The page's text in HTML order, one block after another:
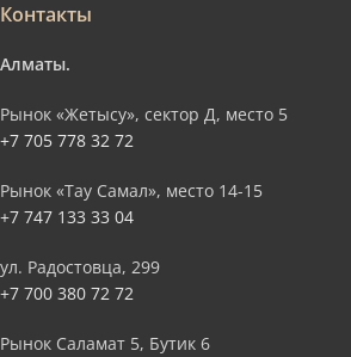
Контакты
Алматы.
Рынок «Жетысу», сектор Д, место 5
+7 705 778 32 72
Рынок «Тау Самал», место 14-15
+7 747 133 33 04
ул. Радостовца, 299
+7 700 380 72 72
Рынок Саламат 5, Бутик 6